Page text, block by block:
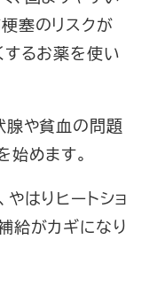
塞のリスクが
するお薬を使い
腺や貧血の問題
始めます。
はりヒートショ
給がカギになり